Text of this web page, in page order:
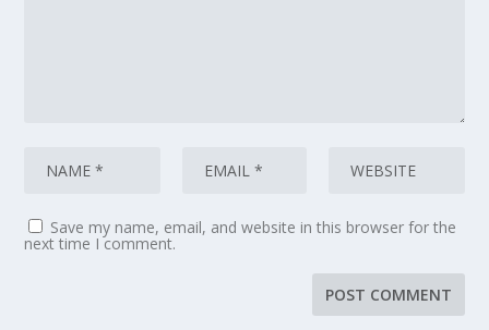
Save my name, email, and website in this browser for the
next time I comment.